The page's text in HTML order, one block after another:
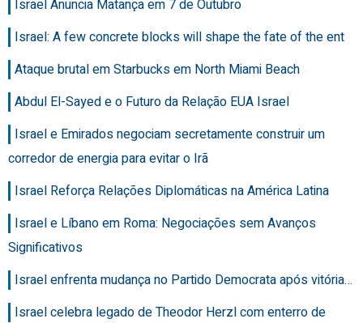
Israel Anuncia Matança em 7 de Outubro
Israel: A few concrete blocks will shape the fate of the ent
Ataque brutal em Starbucks em North Miami Beach
Abdul El-Sayed e o Futuro da Relação EUA Israel
Israel e Emirados negociam secretamente construir um
corredor de energia para evitar o Irã
Israel Reforça Relações Diplomáticas na América Latina
Israel e Líbano em Roma: Negociações sem Avanços
Significativos
Israel enfrenta mudança no Partido Democrata após vitória…
Israel celebra legado de Theodor Herzl com enterro de